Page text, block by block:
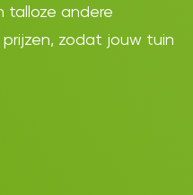
talloze andere
prijzen, zodat jouw tuin